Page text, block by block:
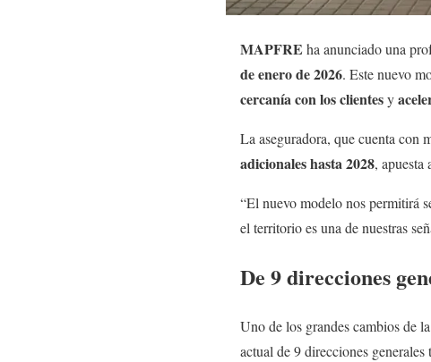
MAPFRE ha anunciado una
de enero de 2026. Este nuevo
cercanía con los clientesy
La aseguradora, que cuenta con
adicionales hasta 2028,
“El nuevo modelo nos permitirá
el territorio es una de nuestras
De 9 direcciones
Uno de los grandes cambios de
actual de 9 direcciones